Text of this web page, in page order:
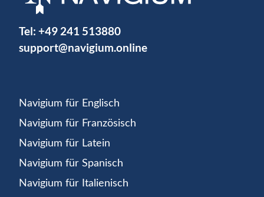
Tel: +49 241 513880
support@navigium.online
Navigium für Englisch
Navigium für Französisch
Navigium für Latein
Navigium für Spanisch
Navigium für Italienisch